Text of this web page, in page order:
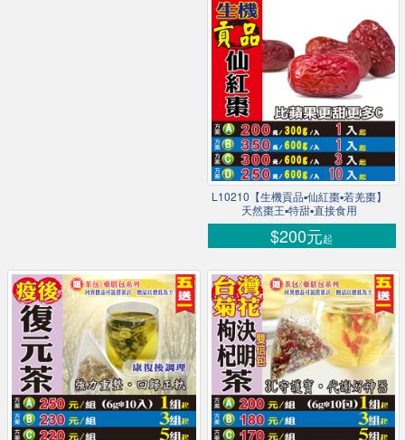
L10210【生機貢品▪仙紅棗▪若羌棗】
天然棗王▪特甜▪直接食用
$200元起